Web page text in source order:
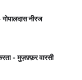
नीरज
- मुज़फ़्फ़र वारसी